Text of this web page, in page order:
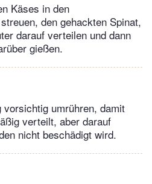
Käses in den
den gehackten Spinat,
darauf verteilen und dann
gießen.
umrühren, damit
verteilt, aber darauf
nicht beschädigt wird.